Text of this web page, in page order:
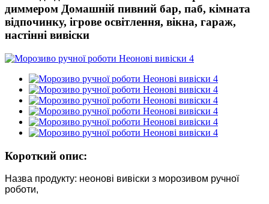
диммером Домашній пивний бар, паб, кімната
відпочинку, ігрове освітлення, вікна, гараж,
настінні вивіски
Короткий опис:
Назва продукту: неонові вивіски з морозивом ручної
роботи,